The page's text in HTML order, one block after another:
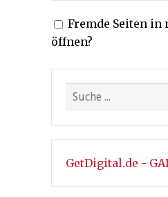
Fremde Seiten in
öffnen?
GetDigital.de -